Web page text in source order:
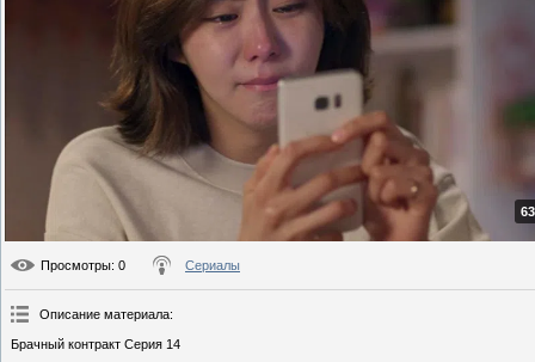
Просмотры: 0 Сериалы
Описание материала:
Брачный контракт Серия 14